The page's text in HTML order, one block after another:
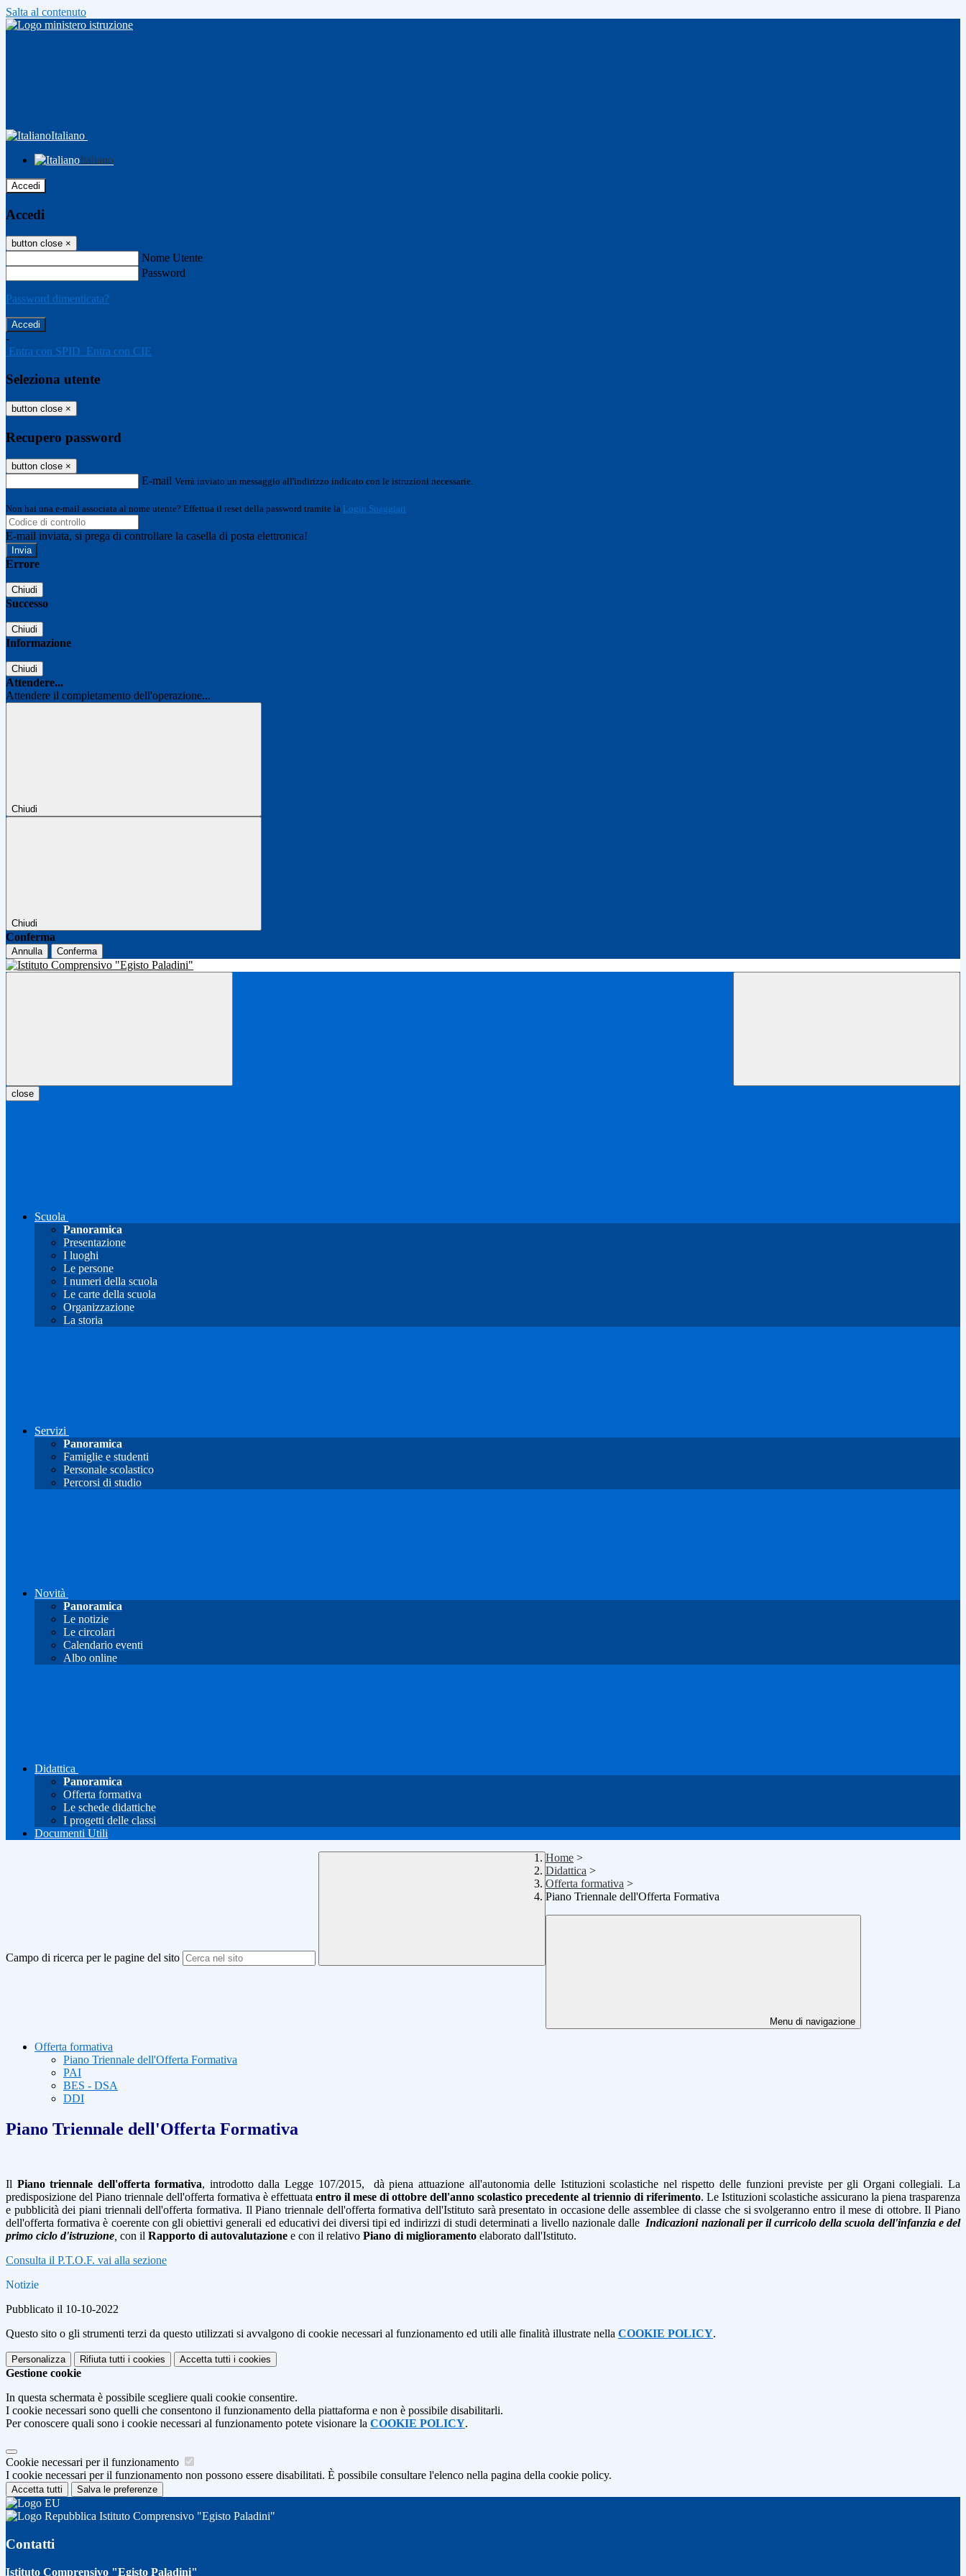
Salta al contenuto
Italiano
Italiano
Accedi
Accedi
button close ×
Nome Utente
Password
Password dimenticata?
-
Entra con SPID Entra con CIE
Seleziona utente
button close ×
Recupero password
button close ×
E-mail Verrà inviato un messaggio all'indirizzo indicato con le istruzioni necessarie.
Non hai una e-mail associata al nome utente? Effettua il reset della password tramite la Login Spaggiari
E-mail inviata, si prega di controllare la casella di posta elettronica!
Errore
Chiudi
Successo
Chiudi
Informazione
Chiudi
Attendere...
Attendere il completamento dell'operazione...
Chiudi
Chiudi
Conferma
Annulla Conferma
close
Scuola
Panoramica
Presentazione
I luoghi
Le persone
I numeri della scuola
Le carte della scuola
Organizzazione
La storia
Servizi
Panoramica
Famiglie e studenti
Personale scolastico
Percorsi di studio
Novità
Panoramica
Le notizie
Le circolari
Calendario eventi
Albo online
Didattica
Panoramica
Offerta formativa
Le schede didattiche
I progetti delle classi
Documenti Utili
Campo di ricerca per le pagine del sito
Home >
Didattica >
Offerta formativa >
Piano Triennale dell'Offerta Formativa
Menu di navigazione
Offerta formativa
Piano Triennale dell'Offerta Formativa
PAI
BES - DSA
DDI
Piano Triennale dell'Offerta Formativa
Il Piano triennale dell'offerta formativa, introdotto dalla Legge 107/2015, dà piena attuazione all'autonomia delle Istituzioni scolastiche nel rispetto delle funzioni previste per gli Organi collegiali. La
predisposizione del Piano triennale dell'offerta formativa è effettuata entro il mese di ottobre dell'anno scolastico precedente al triennio di riferimento. Le Istituzioni scolastiche assicurano la piena trasparenza
e pubblicità dei piani triennali dell'offerta formativa. Il Piano triennale dell'offerta formativa dell'Istituto sarà presentato in occasione delle assemblee di classe che si svolgeranno entro il mese di ottobre. Il Piano
dell'offerta formativa è coerente con gli obiettivi generali ed educativi dei diversi tipi ed indirizzi di studi determinati a livello nazionale dalle Indicazioni nazionali per il curricolo della scuola dell'infanzia e del
primo ciclo d'istruzione con il Rapporto di autovalutazione e con il relativo Piano di miglioramento elaborato dall'Istituto.
Consulta il P.T.O.F. vai alla sezione
Notizie
Pubblicato il 10-10-2022
Questo sito o gli strumenti terzi da questo utilizzati si avvalgono di cookie necessari al funzionamento ed utili alle finalità illustrate nella COOKIE POLICY.
Personalizza Rifiuta tutti i cookies Accetta tutti i cookies
Gestione cookie
In questa schermata è possibile scegliere quali cookie consentire.
I cookie necessari sono quelli che consentono il funzionamento della piattaforma e non è possibile disabilitarli.
Per conoscere quali sono i cookie necessari al funzionamento potete visionare la COOKIE POLICY.
Cookie necessari per il funzionamento
I cookie necessari per il funzionamento non possono essere disabilitati. È possibile consultare l'elenco nella pagina della cookie policy.
Accetta tutti Salva le preferenze
Istituto Comprensivo "Egisto Paladini"
Contatti
Istituto Comprensivo "Egisto Paladini"